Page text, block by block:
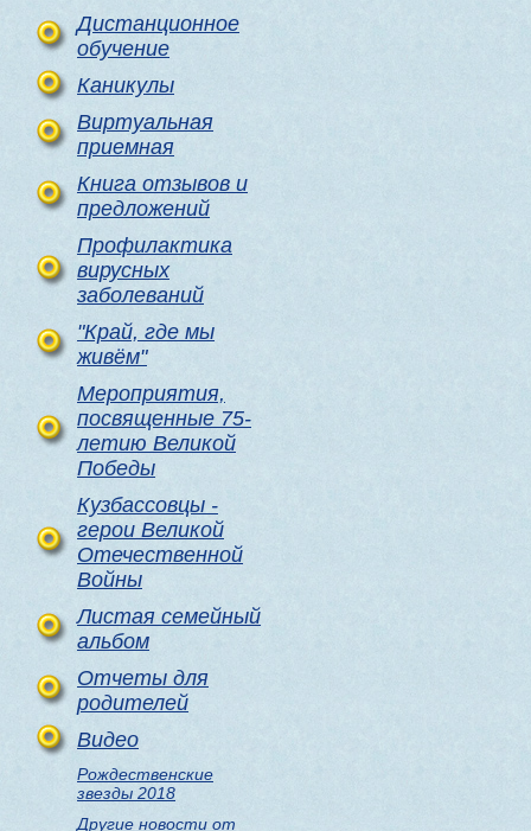
Дистанционное
обучение
Каникулы
Виртуальная
приемная
Книга отзывов и
предложений
Профилактика
вирусных
заболеваний
"Край, где мы
живём"
Мероприятия,
посвященные 75-
летию Великой
Победы
Кузбассовцы -
герои Великой
Отечественной
Войны
Листая семейный
альбом
Отчеты для
родителей
Видео
Рождественские
звезды 2018
Другие новости от